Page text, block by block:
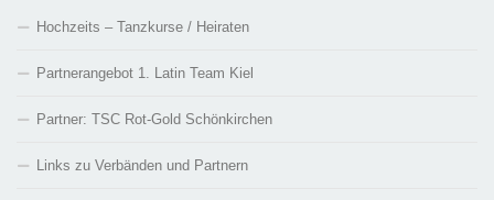
Hochzeits – Tanzkurse / Heiraten
Partnerangebot 1. Latin Team Kiel
Partner: TSC Rot-Gold Schönkirchen
Links zu Verbänden und Partnern